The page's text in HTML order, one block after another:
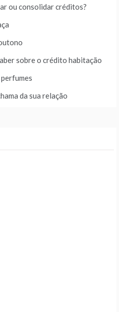
ou consolidar créditos?
sobre o crédito habitação
da sua relação